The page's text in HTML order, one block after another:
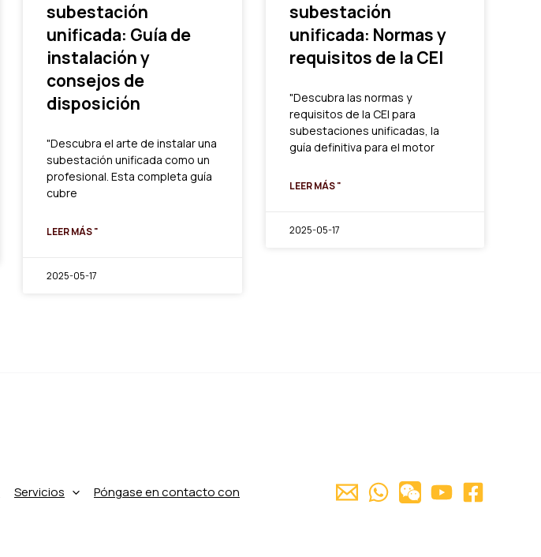
subestación
unificada: Guía de
instalación y
consejos de
disposición
"Descubra el arte de instalar una
subestación unificada como un
profesional. Esta completa guía
cubre
LEER MÁS "
2025-05-17
subestación
unificada: Normas y
requisitos de la CEI
"Descubra las normas y
requisitos de la CEI para
subestaciones unificadas, la
guía definitiva para el motor
LEER MÁS "
2025-05-17
Servicios Póngase en contacto con